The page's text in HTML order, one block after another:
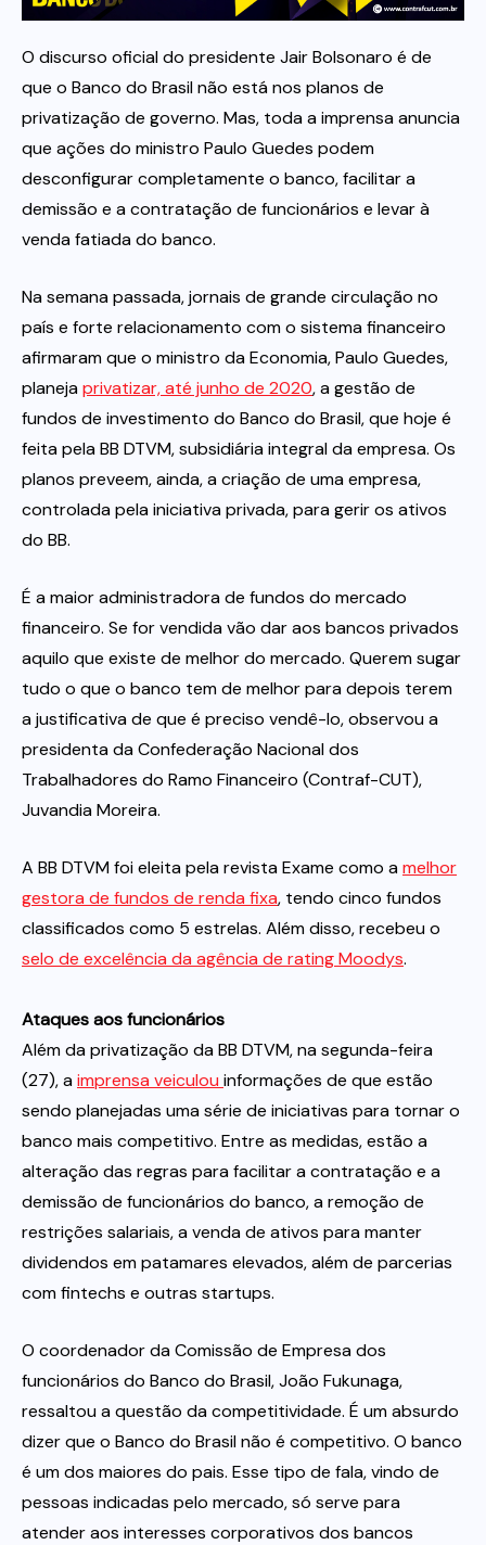
Itau
Financeiras e Cooperativas
O discurso oficial do presidente Jair Bolsonaro é de
que o Banco do Brasil não está nos planos de
privatização de governo. Mas, toda a imprensa anuncia
que ações do ministro Paulo Guedes podem
desconfigurar completamente o banco, facilitar a
demissão e a contratação de funcionários e levar à
venda fatiada do banco.
Na semana passada, jornais de grande circulação no
país e forte relacionamento com o sistema financeiro
afirmaram que o ministro da Economia, Paulo Guedes,
planejaprivatizar, até junho de 2020, a gestão de
fundos de investimento do Banco do Brasil, que hoje é
feita pela BB DTVM, subsidiária integral da empresa. Os
planos preveem, ainda, a criação de uma empresa,
controlada pela iniciativa privada, para gerir os ativos
do BB.
É a maior administradora de fundos do mercado
financeiro. Se for vendida vão dar aos bancos privados
aquilo que existe de melhor do mercado. Querem sugar
tudo o que o banco tem de melhor para depois terem
a justificativa de que é preciso vendê-lo, observou a
presidenta da Confederação Nacional dos
Trabalhadores do Ramo Financeiro (Contraf-CUT),
Juvandia Moreira.
A BB DTVM foi eleita pela revista Exame como amelhor
gestora de fundos de renda fixa, tendo cinco fundos
classificados como 5 estrelas. Além disso, recebeu o
selo de excelência da agência de rating Moodys.
Ataques aos funcionários
Além da privatização da BB DTVM, na segunda-feira
(27), aimprensa veiculou informações de que estão
sendo planejadas uma série de iniciativas para tornar o
banco mais competitivo. Entre as medidas, estão a
alteração das regras para facilitar a contratação e a
demissão de funcionários do banco, a remoção de
restrições salariais, a venda de ativos para manter
dividendos em patamares elevados, além de parcerias
com fintechs e outras startups.
O coordenador da Comissão de Empresa dos
funcionários do Banco do Brasil, João Fukunaga,
ressaltou a questão da competitividade. É um absurdo
dizer que o Banco do Brasil não é competitivo. O banco
é um dos maiores do pais. Esse tipo de fala, vindo de
pessoas indicadas pelo mercado, só serve para
atender aos interesses corporativos dos bancos